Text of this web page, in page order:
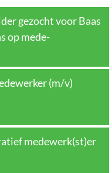
gezocht voor Baas
op mede-
(m/v)
medewerk(st)er